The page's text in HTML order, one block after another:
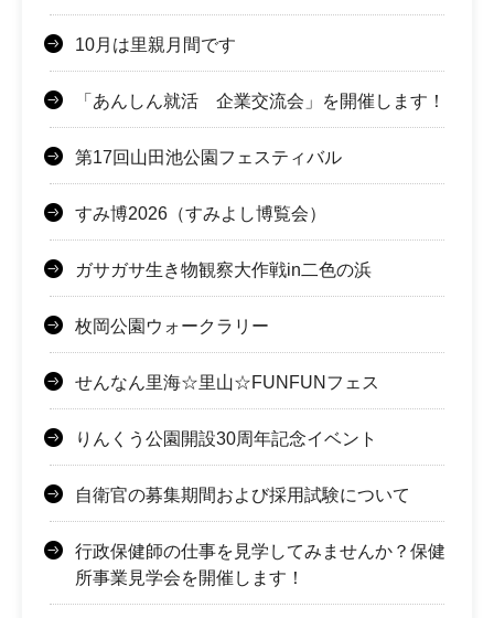
10月は里親月間です
「あんしん就活 企業交流会」を開催します！
第17回山田池公園フェスティバル
すみ博2026（すみよし博覧会）
ガサガサ生き物観察大作戦in二色の浜
枚岡公園ウォークラリー
せんなん里海☆里山☆FUNFUNフェス
りんくう公園開設30周年記念イベント
自衛官の募集期間および採用試験について
行政保健師の仕事を見学してみませんか？保健
所事業見学会を開催します！